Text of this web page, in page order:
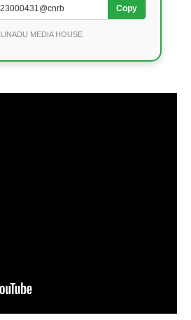
Copy
MEDIA HOUSE